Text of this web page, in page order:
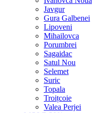
Javgur
Gura Galbenei
Lipoveni
Mihailovca
Porumbrei
Sagaidac
Satul Nou
Selemet
Suric
Topala
Troițcoie
Valea Perjei